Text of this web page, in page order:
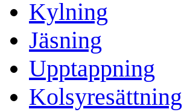
Kylning
Jäsning
Upptappning
Kolsyresättning